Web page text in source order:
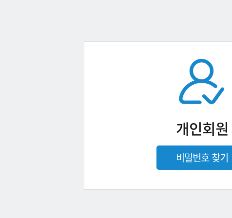
개인회원
비밀번호 찾기